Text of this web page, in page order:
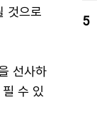
것으로
선사하
수 있
5